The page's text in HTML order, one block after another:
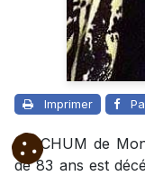
Imprimer
Au CHUM de
de 83 ans est